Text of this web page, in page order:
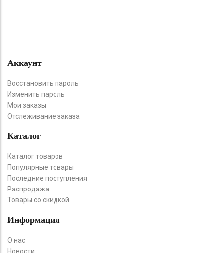
Аккаунт
Восстановить пароль
Изменить пароль
Мои заказы
Отслеживание заказа
Каталог
Каталог товаров
Популярные товары
Последние поступления
Распродажа
Товары со скидкой
Информация
О нас
Новости